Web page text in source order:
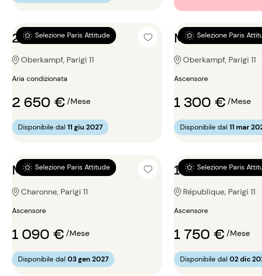
Selezione Paris Attitude
2 locali 56m²
Oberkampf, Parigi 11
Aria condizionata
2 650 €/Mese
Disponibile dal 11 giu 2027
Selezione Paris
Monolocale
Oberkampf, Parigi 11
Ascensore
1 300 €/Mese
Disponibile dal 11 mar
Selezione Paris Attitude
Monolocale 20m²
Charonne, Parigi 11
Ascensore
1 090 €/Mese
Disponibile dal 03 gen 2027
Selezione Paris
1 locale 34m²
République, Parigi 11
Ascensore
1 750 €/Mese
Disponibile dal 02 dic